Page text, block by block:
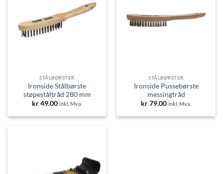
STÅLBØRSTER
Ironside Stålbørste
støpeståltråd 280 mm
kr49.00 inkl. Mva.
STÅLBØRSTER
Ironside Pussebørste
messingtråd
kr79.00 inkl. Mva.